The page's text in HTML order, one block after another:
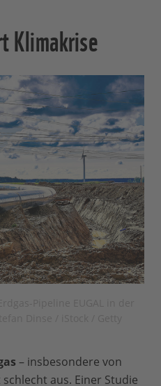
Klimakrise
– insbesondere von
aus. Einer Studie